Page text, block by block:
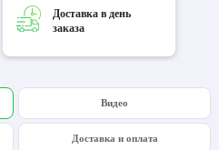
Доставка в день
заказа
Видео
Доставка и оплата